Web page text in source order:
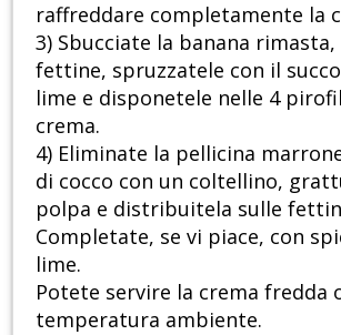
raffreddare completamente la
3) Sbucciate la banana
fettine, spruzzatele con il
lime e disponetele nelle 4
crema.
4) Eliminate la pellicina
di cocco con un coltellino,
polpa e distribuitela sulle
Completate, se vi piace, con
lime.
Potete servire la crema fredda
temperatura ambiente.